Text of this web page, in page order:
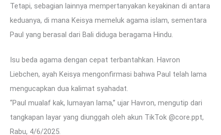
Tetapi, sebagian lainnya mempertanyakan keyakinan di antara
keduanya, di mana Keisya memeluk agama islam, sementara
Paul yang berasal dari Bali diduga beragama Hindu.
Isu beda agama dengan cepat terbantahkan. Havron
Liebchen, ayah Keisya mengonfirmasi bahwa Paul telah lama
mengucapkan dua kalimat syahadat.
“Paul mualaf kak, lumayan lama,” ujar Havron, mengutip dari
tangkapan layar yang diunggah oleh akun TikTok @core.ppt,
Rabu, 4/6/2025.